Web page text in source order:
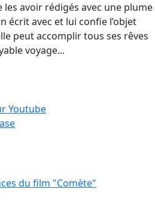
les avoir rédigés avec une plume
écrit avec et lui confie l’objet
peut accomplir tous ses rêves
voyage...
Youtube
du film "Comète"